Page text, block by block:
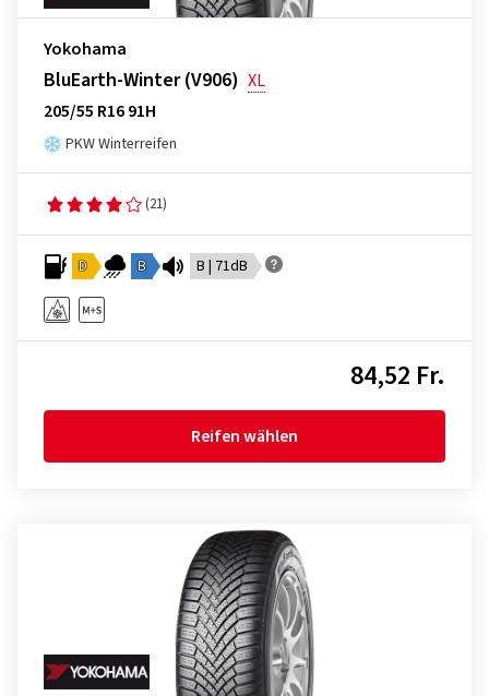
Yokohama
BluEarth-Winter (V906) XL
205/55 R16 91H
PKW Winterreifen
(21)
D B B | 71dB
84,52 Fr.
Reifen wählen